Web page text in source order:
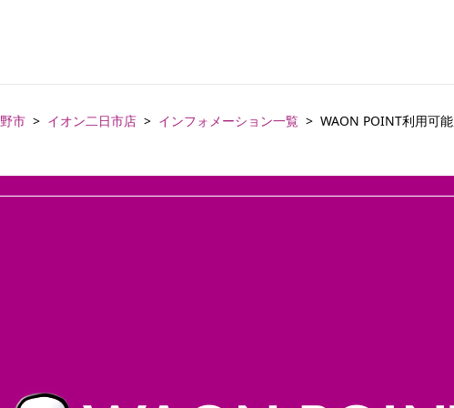
市 イオン二日市店 インフォメーション一覧 WAON POINT利用可